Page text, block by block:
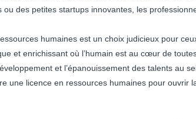
ou des petites startups innovantes, les
humaines est un choix judicieux pour
et enrichissant où l’humain est au cœur de
et l’épanouissement des talents au
une licence en ressources humaines pour ouvrir